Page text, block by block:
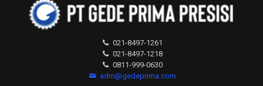
021-8497-1261
021-8497-1218
0811-999-0630
adm@gedeprima.com